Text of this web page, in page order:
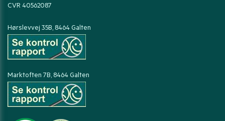
CVR 40562087
Hørslevvej 35B, 8464 Galten
Marktoften 7B, 8464 Galten